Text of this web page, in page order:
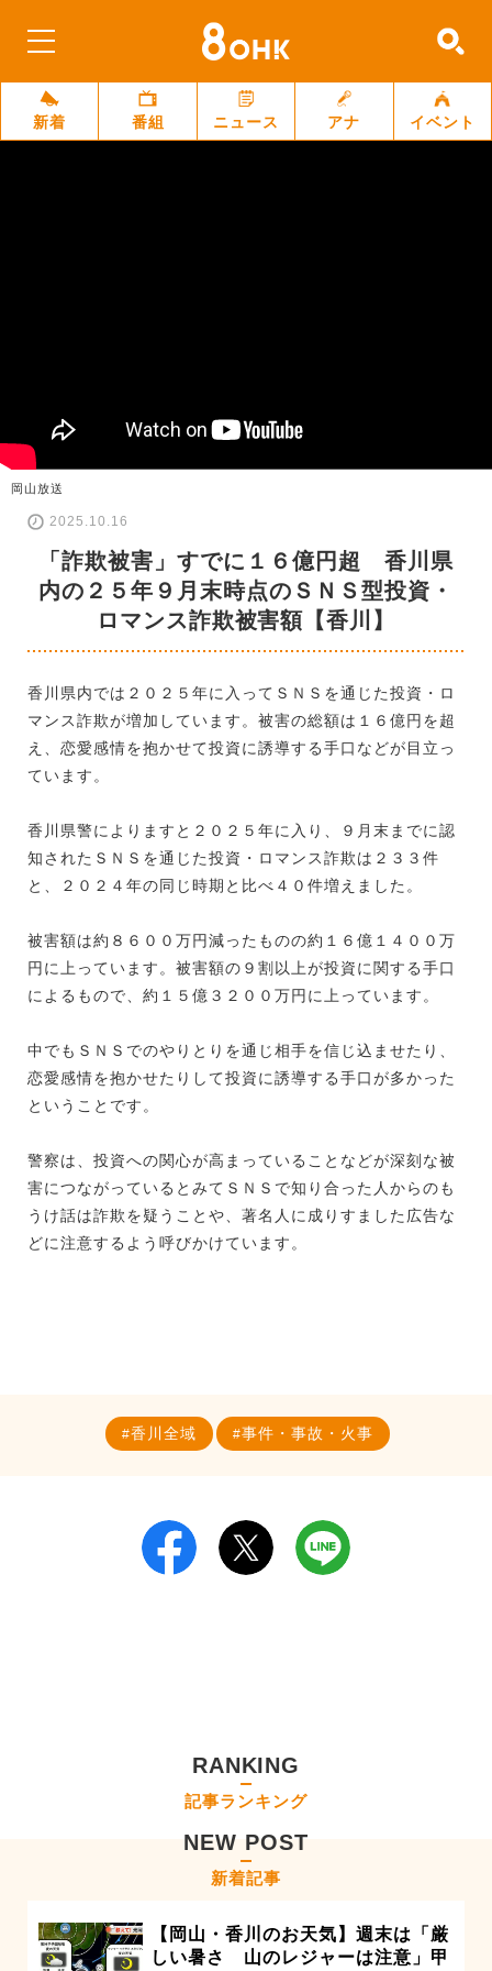
新着 番組 ニュース アナ イベント
岡山放送
2025.10.16
「詐欺被害」すでに１６億円超 香川県
内の２５年９月末時点のＳＮＳ型投資・
ロマンス詐欺被害額【香川】
香川県内では２０２５年に入ってＳＮＳを通じた投資・ロ
マンス詐欺が増加しています。被害の総額は１６億円を超
え、恋愛感情を抱かせて投資に誘導する手口などが目立っ
ています。
香川県警によりますと２０２５年に入り、９月末までに認
知されたＳＮＳを通じた投資・ロマンス詐欺は２３３件
と、２０２４年の同じ時期と比べ４０件増えました。
被害額は約８６００万円減ったものの約１６億１４００万
円に上っています。被害額の９割以上が投資に関する手口
によるもので、約１５億３２００万円に上っています。
中でもＳＮＳでのやりとりを通じ相手を信じ込ませたり、
恋愛感情を抱かせたりして投資に誘導する手口が多かった
ということです。
警察は、投資への関心が高まっていることなどが深刻な被
害につながっているとみてＳＮＳで知り合った人からのも
うけ話は詐欺を疑うことや、著名人に成りすました広告な
どに注意するよう呼びかけています。
香川全域 事件・事故・火事
RANKING
記事ランキング
NEW POST
新着記事
【岡山・香川のお天気】週末は「厳
しい暑さ 山のレジャーは注意」甲